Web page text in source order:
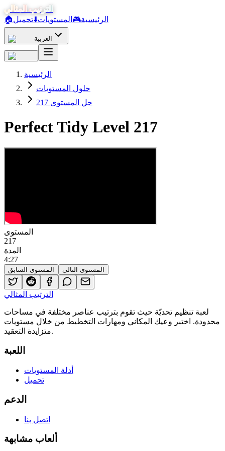
الترتيب المثالي
🏠
الرئيسية🎮 المستويات⬇️تحميل
العربية
الرئيسية
حلول المستويات
حل المستوى 217
Perfect Tidy Level 217
المستوى
217
المدة
4:27
المستوى السابق المستوى التالي
الترتيب المثالي
لعبة تنظيم تحديّة حيث تقوم بترتيب عناصر مختلفة في مساحات
محدودة. اختبر وعيك المكاني ومهارات التخطيط من خلال مستويات
متزايدة التعقيد.
اللعبة
أدلة المستويات
تحميل
الدعم
اتصل بنا
ألعاب مشابهة